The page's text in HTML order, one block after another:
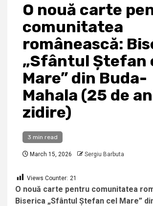
O nouă carte
comunitatea
românească:
„Sfântul Ștefan
Mare” din Buda-
Mahala (25 de
zidire)
3 min read
March 15, 2026 Sergiu Barbuta
Views Counter: 21
O nouă carte pentru comunitatea
Biserica „Sfântul Ștefan cel Mare”